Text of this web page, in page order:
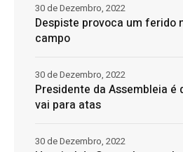
Despiste provoca um ferido
campo
30 de Dezembro, 2022
Presidente da Assembleia é
vai para atas
30 de Dezembro, 2022
30 de Dezembro, 2022